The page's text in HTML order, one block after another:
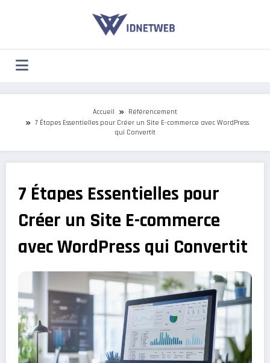
Accueil
Référencement
7 Étapes Essentielles pour Créer un Site E-commerce avec WordPress
qui Convertit
7 Étapes Essentielles pour
Créer un Site E-commerce
avec WordPress qui Convertit